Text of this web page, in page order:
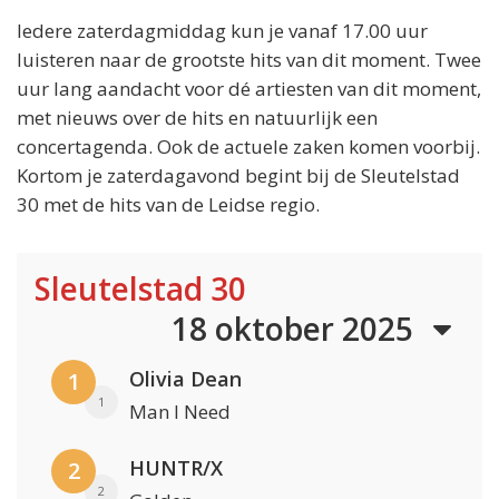
Iedere zaterdagmiddag kun je vanaf 17.00 uur
luisteren naar de grootste hits van dit moment. Twee
uur lang aandacht voor dé artiesten van dit moment,
met nieuws over de hits en natuurlijk een
concertagenda. Ook de actuele zaken komen voorbij.
Kortom je zaterdagavond begint bij de Sleutelstad
30 met de hits van de Leidse regio.
Sleutelstad 30
18 oktober 2025
1
1
Olivia Dean
Man I Need
2
2
HUNTR/X